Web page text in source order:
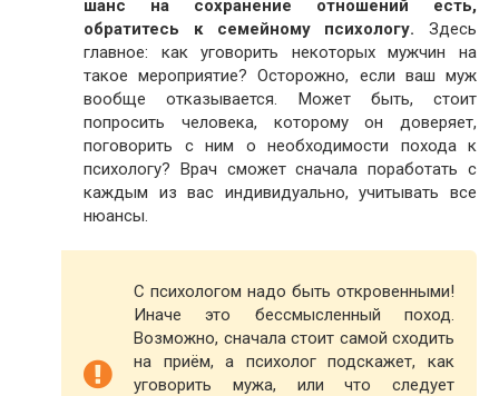
шанс на сохранение отношений есть,
обратитесь к семейному психологу. Здесь
главное: как уговорить некоторых мужчин на
такое мероприятие? Осторожно, если ваш муж
вообще отказывается. Может быть, стоит
попросить человека, которому он доверяет,
поговорить с ним о необходимости похода к
психологу? Врач сможет сначала поработать с
каждым из вас индивидуально, учитывать все
нюансы.
С психологом надо быть откровенными!
Иначе это бессмысленный поход.
Возможно, сначала стоит самой сходить
на приём, а психолог подскажет, как
уговорить мужа, или что следует